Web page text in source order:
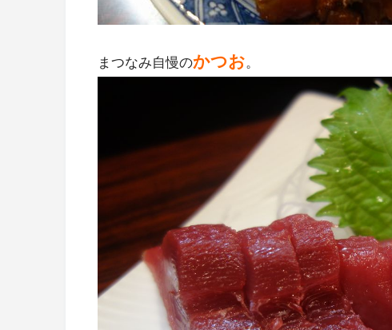
まつなみ自慢のかつお。